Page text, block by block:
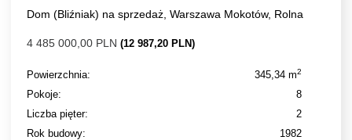
Dom (Bliźniak) na sprzedaż, Warszawa Mokotów, Rolna
4 485 000,00 PLN (12 987,20 PLN)
Powierzchnia: 345,34 m2
Pokoje:
8
Liczba pięter:
2
Rok budowy:
1982